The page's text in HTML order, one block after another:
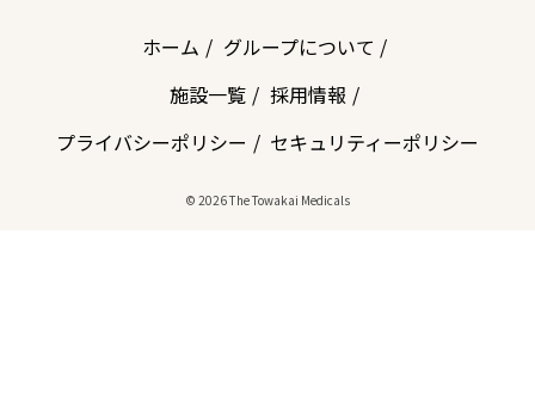
ホーム
グループについて
施設一覧
採用情報
プライバシーポリシー
セキュリティーポリシー
© 2026 The Towakai Medicals